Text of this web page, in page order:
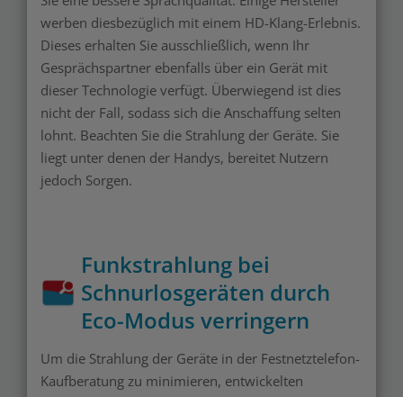
werben diesbezüglich mit einem HD-Klang-Erlebnis.
Dieses erhalten Sie ausschließlich, wenn Ihr
Gesprächspartner ebenfalls über ein Gerät mit
dieser Technologie verfügt. Überwiegend ist dies
nicht der Fall, sodass sich die Anschaffung selten
lohnt. Beachten Sie die Strahlung der Geräte. Sie
liegt unter denen der Handys, bereitet Nutzern
jedoch Sorgen.
Funkstrahlung bei
Schnurlosgeräten durch
Eco-Modus verringern
Um die Strahlung der Geräte in der Festnetztelefon-
Kaufberatung zu minimieren, entwickelten